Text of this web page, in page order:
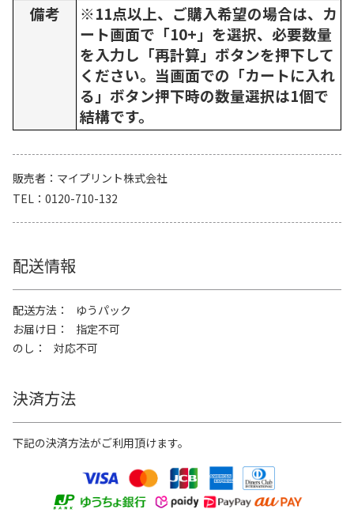
備考
※11点以上、ご購入希望の場合は、カ
ート画面で「10+」を選択、必要数量
を入力し「再計算」ボタンを押下して
ください。当画面での「カートに入れ
る」ボタン押下時の数量選択は1個で
結構です。
販売者
マイプリント株式会社
TEL
0120-710-132
配送情報
配送方法
ゆうパック
お届け日
指定不可
のし
対応不可
決済方法
下記の決済方法がご利用頂けます。